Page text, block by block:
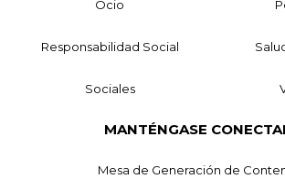
Ocio
Responsabilidad Social
Sociales
MANTÉNGASE
Mesa de Generación de